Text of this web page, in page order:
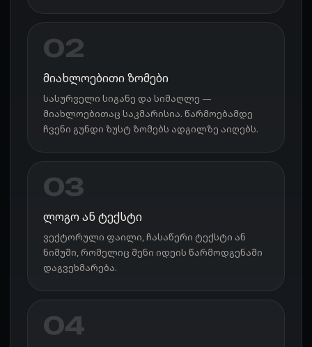
02
მიახლოებითი ზომები
სასურველი სიგანე და სიმაღლე —
მიახლოებითაც საკმარისია. წარმოებამდე
ჩვენი გუნდი ზუსტ ზომებს ადგილზე აიღებს.
03
ლოგო ან ტექსტი
ვექტორული ფაილი, ჩასაწერი ტექსტი ან
ნიმუში, რომელიც შენი იდეის წარმოდგენაში
დაგვეხმარება.
04